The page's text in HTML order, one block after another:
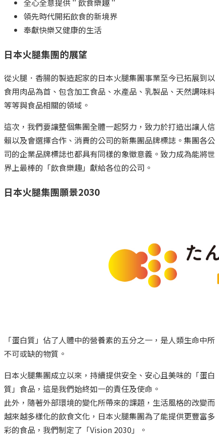
領先時代開拓飲食的新境界
奉獻快樂又健康的生活
日本火腿集團的展望
從火腿．香腸的製造起家的日本火腿集團事業至今已拓展到以
食用肉品為首、包含加工食品、水產品、乳製品、天然調味料
等等與食品相關的領域。
這次，我們要讓整個集團全體一起努力，致力於打造出讓人信
賴以及會選擇合作、消費的公司的新集團品牌標誌。集團各公
司的企業品牌標誌也都具有同樣的象徵意義。致力成為能將世
界上最棒的「飲食樂趣」獻給各位的公司。
日本火腿集團願景2030
「蛋白質」佔了人體中的營養素的五分之一，是人類生命中所
不可或缺的物質。
日本火腿集團成立以來，持續提供安全、安心且美味的「蛋白
質」食品，這是我們始終如一的責任及使命。
此外，隨著外部環境的變化所帶來的課題，生活風格的改變而
越來越多樣化的飲食文化，日本火腿集團為了能提供更豐富多
彩的食品，我們制定了「Vision 2030」。